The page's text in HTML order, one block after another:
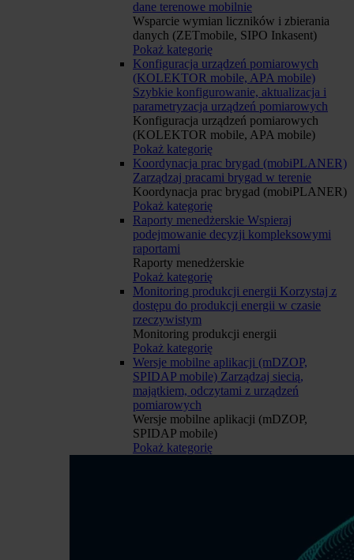
dane terenowe mobilnie
Wsparcie wymian liczników i zbierania
danych (ZETmobile, SIPO Inkasent)
Pokaż kategorię
Konfiguracja urządzeń pomiarowych
(KOLEKTOR mobile, APA mobile)
Szybkie konfigurowanie, aktualizacja i
parametryzacja urządzeń pomiarowych
Konfiguracja urządzeń pomiarowych
(KOLEKTOR mobile, APA mobile)
Pokaż kategorię
Koordynacja prac brygad (mobiPLANER)
Zarządzaj pracami brygad w terenie
Koordynacja prac brygad (mobiPLANER)
Pokaż kategorię
Raporty menedżerskie Wspieraj
podejmowanie decyzji kompleksowymi
raportami
Raporty menedżerskie
Pokaż kategorię
Monitoring produkcji energii Korzystaj z
dostępu do produkcji energii w czasie
rzeczywistym
Monitoring produkcji energii
Pokaż kategorię
Wersje mobilne aplikacji (mDZOP,
SPIDAP mobile) Zarządzaj siecią,
majątkiem, odczytami z urządzeń
pomiarowych
Wersje mobilne aplikacji (mDZOP,
SPIDAP mobile)
Pokaż kategorię